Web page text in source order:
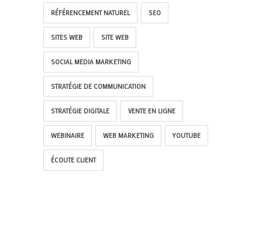
RÉFÉRENCEMENT NATUREL SEO
SITES WEB SITE WEB
SOCIAL MEDIA MARKETING
STRATÉGIE DE COMMUNICATION
STRATÉGIE DIGITALE VENTE EN LIGNE
WEBINAIRE WEB MARKETING YOUTUBE
ÉCOUTE CLIENT